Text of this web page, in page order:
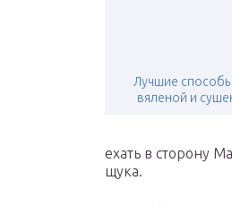
Лучшие
вяленой и
ехать в сторону
щука.